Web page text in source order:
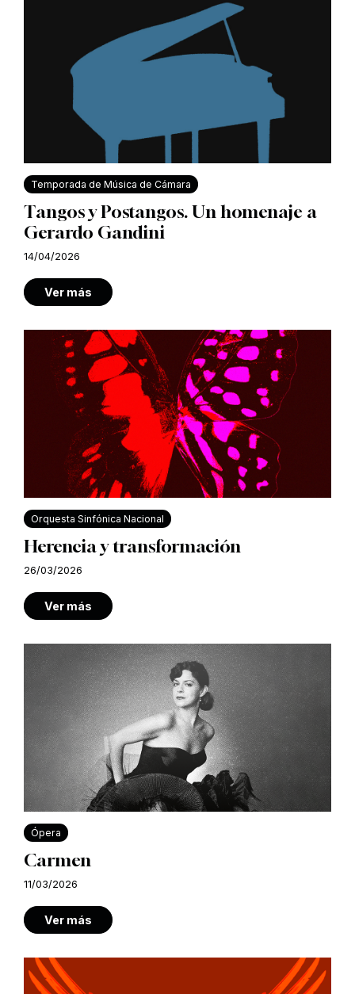
Temporada de Música de Cámara
Tangos y Postangos. Un homenaje a
Gerardo Gandini
14/04/2026
Ver más
Orquesta Sinfónica Nacional
Herencia y transformación
26/03/2026
Ver más
Ópera
Carmen
11/03/2026
Ver más